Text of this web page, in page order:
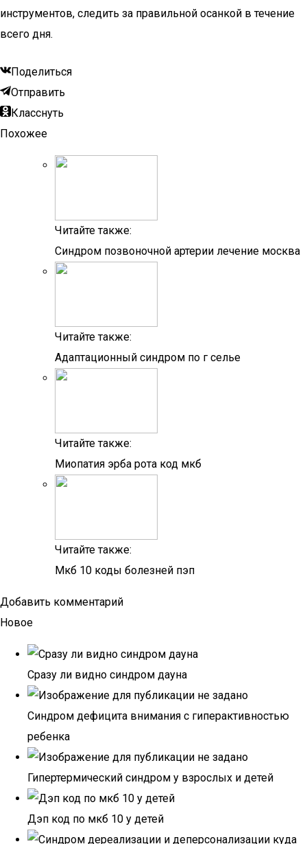
инструментов, следить за правильной осанкой в течение
всего дня.
Поделиться
Отправить
Класснуть
Похожее
Читайте также:
Синдром позвоночной артерии лечение москва
Читайте также:
Адаптационный синдром по г селье
Читайте также:
Миопатия эрба рота код мкб
Читайте также:
Мкб 10 коды болезней пэп
Добавить комментарий
Новое
Сразу ли видно синдром дауна
Синдром дефицита внимания с гиперактивностью
ребенка
Гипертермический синдром у взрослых и детей
Дэп код по мкб 10 у детей